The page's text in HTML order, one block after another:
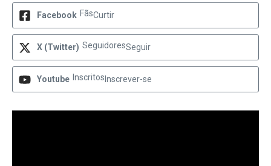
Facebook FãsCurtir
X (Twitter) SeguidoresSeguir
Youtube Inscritos Inscrever-se